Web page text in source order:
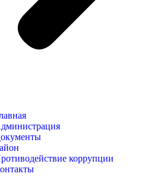
коррупции